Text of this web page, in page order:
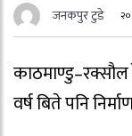
जनकपुर टुडे
वर्ष बिते पनि